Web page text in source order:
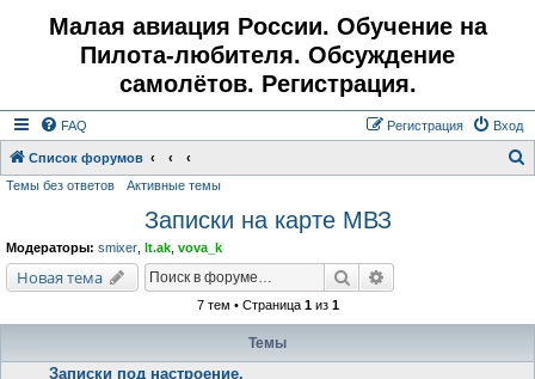
Малая авиация России. Обучение на
Пилота-любителя. Обсуждение
самолётов. Регистрация.
FAQ Вход
Регистрация
Список форумов
Темы без ответов Активные темы
Записки на карте МВЗ
Модераторы: smixer lt.ak vova_k
Новая тема Поиск
7 тем • Страница 1из 1
Темы
Записки под настроение.